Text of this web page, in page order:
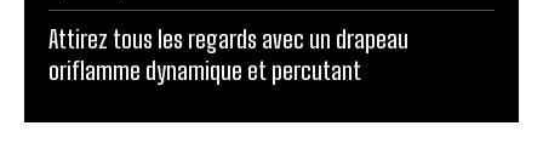
Attirez tous les regards avec un drapeau
oriflamme dynamique et percutant